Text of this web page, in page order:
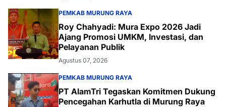
PEMKAB MURUNG RAYA
Roy Chahyadi: Mura Expo 2026 Jadi
Ajang Promosi UMKM, Investasi, dan
Pelayanan Publik
Agustus 07, 2026
PEMKAB MURUNG RAYA
PT AlamTri Tegaskan Komitmen Dukung
Pencegahan Karhutla di Murung Raya